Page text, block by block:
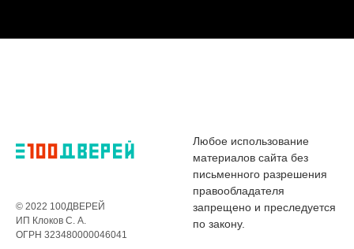
© 2022 100ДВЕРЕЙ
ИП Клоков С. А.
ОГРН 323480000046041
Любое использование
материалов сайта без
письменного разрешения
правообладателя
запрещено и преследуется
по закону.